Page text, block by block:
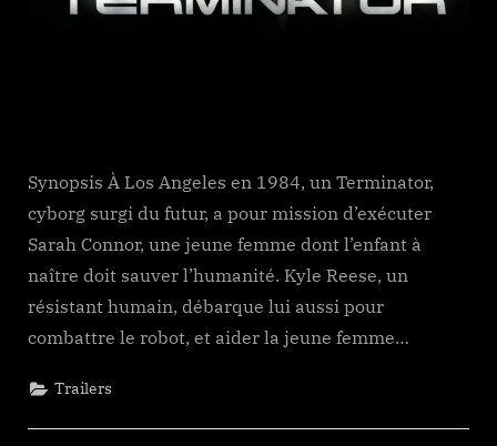
Synopsis À Los Angeles en 1984, un Terminator,
cyborg surgi du futur, a pour mission d’exécuter
Sarah Connor, une jeune femme dont l’enfant à
naître doit sauver l’humanité. Kyle Reese, un
résistant humain, débarque lui aussi pour
combattre le robot, et aider la jeune femme…
Trailers